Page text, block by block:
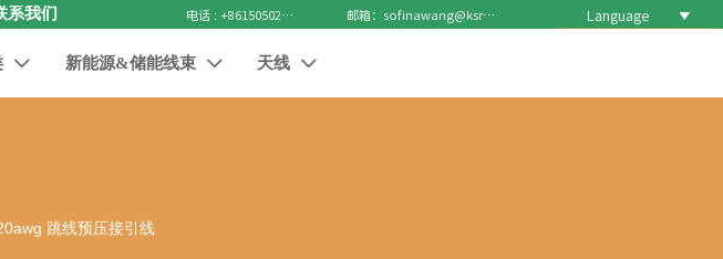
系我们 电话 : +8615050271688 邮箱：sofinawang@ksrcd.com Language 
 新能源&储能线束  天线 
跳线预压接引线